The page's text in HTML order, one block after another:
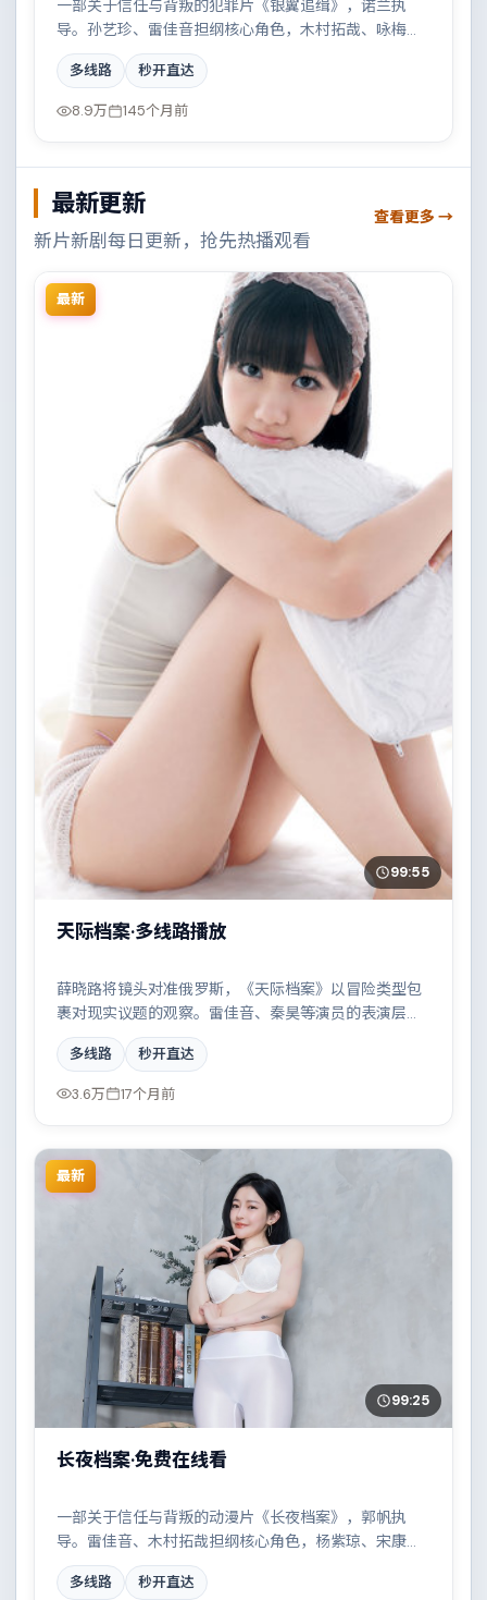
一部关于信任与背叛的犯罪片《银翼追缉》，诺兰执
导。孙艺珍、雷佳音担纲核心角色，木村拓哉、咏梅等
实力加盟，取景与班底多来自中国大陆。雨夜、旧楼与
一封未寄出的信构成叙事起点。结尾留白耐人寻味。
多线路 秒开直达
8.9万 145个月前
最新更新
新片新剧每日更新，抢先热播观看
查看更多 →
最新
99:55
天际档案·多线路播放
薛晓路将镜头对准俄罗斯，《天际档案》以冒险类型包
裹对现实议题的观察。雷佳音、秦昊等演员的表演层次
丰富，雨夜、旧楼与一封未寄出的信构成叙事起点。全
片在类型元素与人文关怀之间取得平衡。
多线路 秒开直达
3.6万 17个月前
最新
99:25
长夜档案·免费在线看
一部关于信任与背叛的动漫片《长夜档案》，郭帆执
导。雷佳音、木村拓哉担纲核心角色，杨紫琼、宋康
昊、文淇等实力加盟，取景与班底多来自巴西。雨夜、
旧楼与一封未寄出的信构成叙事起点。结尾留白耐人寻
多线路 秒开直达